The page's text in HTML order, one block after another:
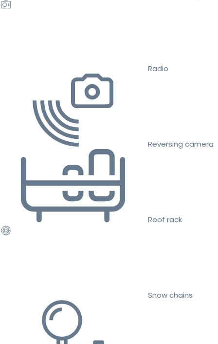
Radio
Reversing camera
Roof rack
Snow chains